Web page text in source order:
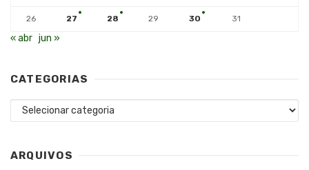
26 27 28 29 30 31
« abr jun »
CATEGORIAS
Categorias
ARQUIVOS